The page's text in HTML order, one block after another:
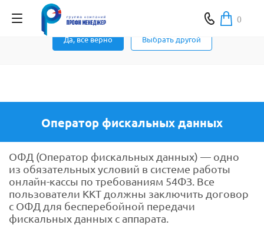
Ваш город Москва ?
Да, все верно Выбрать другой
0
Оператор фискальных данных
ОФД (Оператор фискальных данных) — одно
из обязательных условий в системе работы
онлайн-кассы по требованиям 54ФЗ. Все
пользователи ККТ должны заключить договор
с ОФД для бесперебойной передачи
фискальных данных с аппарата.